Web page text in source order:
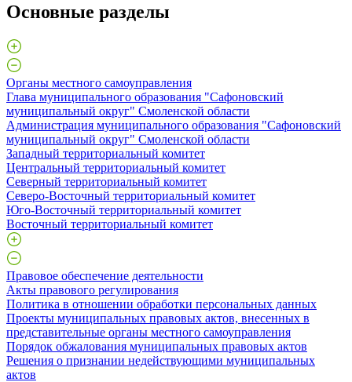
Основные разделы
Органы местного самоуправления
Глава муниципального образования "Сафоновский
муниципальный округ" Смоленской области
Администрация муниципального образования "Сафоновский
муниципальный округ" Смоленской области
Западный территориальный комитет
Центральный территориальный комитет
Северный территориальный комитет
Северо-Восточный территориальный комитет
Юго-Восточный территориальный комитет
Восточный территориальный комитет
Правовое обеспечение деятельности
Акты правового регулирования
Политика в отношении обработки персональных данных
Проекты муниципальных правовых актов, внесенных в
представительные органы местного самоуправления
Порядок обжалования муниципальных правовых актов
Решения о признании недействующими муниципальных
актов